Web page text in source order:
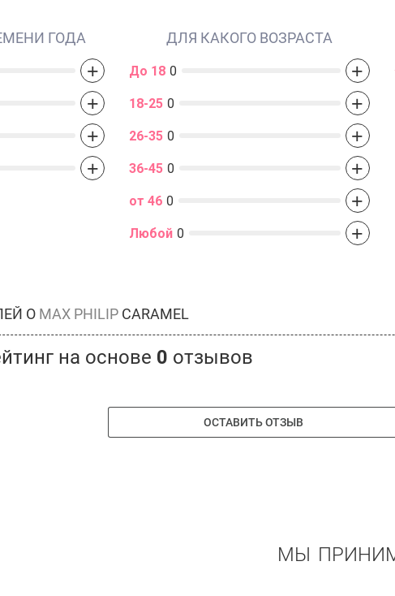
ГОДА
+
+
+
+
ДЛЯ КАКОГО ВОЗРАСТА
До 18 0 +
18-25 0 +
26-35 0 +
36-45 0 +
от 46 0 +
Любой 0 +
О MAX PHILIP CARAMEL
на основе 0 отзывов
ОСТАВИТЬ ОТЗЫВ
МЫ